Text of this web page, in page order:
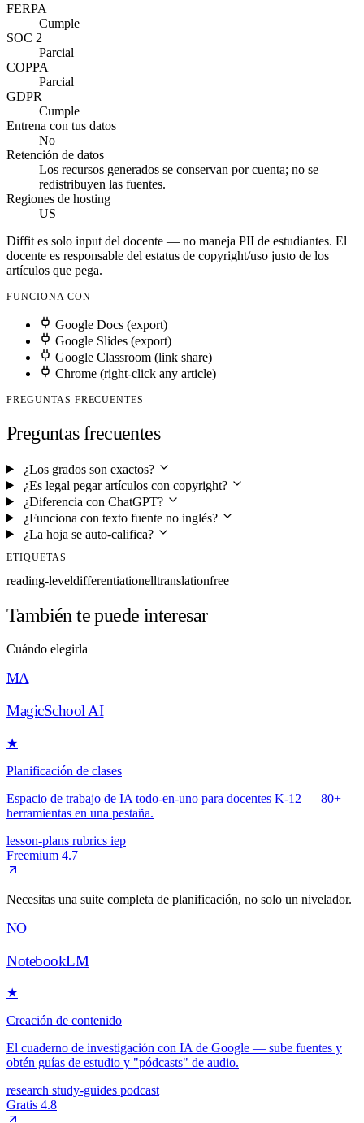
FERPA
Cumple
SOC 2
Parcial
COPPA
Parcial
GDPR
Cumple
Entrena con tus datos
No
Retención de datos
Los recursos generados se conservan por cuenta; no se
redistribuyen las fuentes.
Regiones de hosting
US
Diffit es solo input del docente — no maneja PII de estudiantes. El
docente es responsable del estatus de copyright/uso justo de los
artículos que pega.
FUNCIONA CON
Google Docs (export)
Google Slides (export)
Google Classroom (link share)
Chrome (right-click any article)
PREGUNTAS FRECUENTES
Preguntas frecuentes
¿Los grados son exactos?
¿Es legal pegar artículos con copyright?
¿Diferencia con ChatGPT?
¿Funciona con texto fuente no inglés?
¿La hoja se auto-califica?
ETIQUETAS
reading-leveldifferentiationelltranslationfree
También te puede interesar
Cuándo elegirla
MA
MagicSchool AI
★
Planificación de clases
Espacio de trabajo de IA todo-en-uno para docentes K-12 — 80+
herramientas en una pestaña.
lesson-plans rubrics iep
Freemium 4.7
Necesitas una suite completa de planificación, no solo un nivelador.
NO
NotebookLM
★
Creación de contenido
El cuaderno de investigación con IA de Google — sube fuentes y
obtén guías de estudio y "pódcasts" de audio.
research study-guides podcast
Gratis 4.8